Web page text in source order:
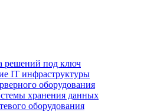
решений под ключ
IT инфраструктуры
оборудования
хранения данных
оборудования